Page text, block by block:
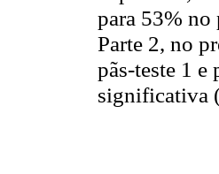
para 53% no
Parte 2, no
pãs-teste 1 e
significativa